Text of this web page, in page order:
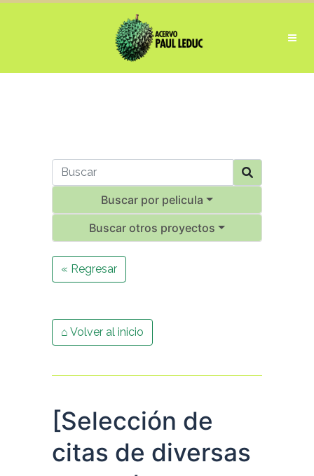
Buscar por pelicula
Buscar otros proyectos
« Regresar
⌂ Volver al inicio
[Selección de
citas de diversas